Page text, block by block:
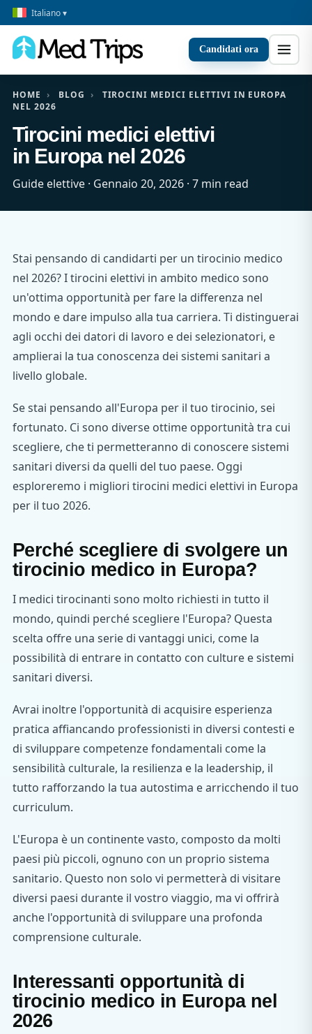
Italiano ▾
Candidati ora
HOME › BLOG ›
TIROCINI MEDICI ELETTIVI IN EUROPA
NEL 2026
Tirocini medici elettivi
in Europa nel 2026
Guide elettive · Gennaio 20, 2026 · 7 min read
Stai pensando di candidarti per un tirocinio medico
nel 2026? I tirocini elettivi in ambito medico sono
un'ottima opportunità per fare la differenza nel
mondo e dare impulso alla tua carriera. Ti distinguerai
agli occhi dei datori di lavoro e dei selezionatori, e
amplierai la tua conoscenza dei sistemi sanitari a
livello globale.
Se stai pensando all'Europa per il tuo tirocinio, sei
fortunato. Ci sono diverse ottime opportunità tra cui
scegliere, che ti permetteranno di conoscere sistemi
sanitari diversi da quelli del tuo paese. Oggi
esploreremo i migliori tirocini medici elettivi in Europa
per il tuo 2026.
Perché scegliere di svolgere un
tirocinio medico in Europa?
I medici tirocinanti sono molto richiesti in tutto il
mondo, quindi perché scegliere l'Europa? Questa
scelta offre una serie di vantaggi unici, come la
possibilità di entrare in contatto con culture e sistemi
sanitari diversi.
Avrai inoltre l'opportunità di acquisire esperienza
pratica affiancando professionisti in diversi contesti e
di sviluppare competenze fondamentali come la
sensibilità culturale, la resilienza e la leadership, il
tutto rafforzando la tua autostima e arricchendo il tuo
curriculum.
L'Europa è un continente vasto, composto da molti
paesi più piccoli, ognuno con un proprio sistema
sanitario. Questo non solo vi permetterà di visitare
diversi paesi durante il vostro viaggio, ma vi offrirà
anche l'opportunità di sviluppare una profonda
comprensione culturale.
Interessanti opportunità di
tirocinio medico in Europa nel
2026